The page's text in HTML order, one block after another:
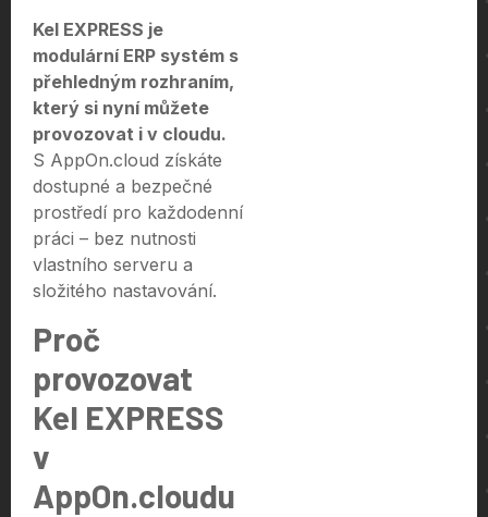
Kel EXPRESS je
modulární ERP systém s
přehledným rozhraním,
který si nyní můžete
provozovat i v cloudu.
S AppOn.cloud získáte
dostupné a bezpečné
prostředí pro každodenní
práci – bez nutnosti
vlastního serveru a
složitého nastavování.
Proč
provozovat
Kel EXPRESS
v
AppOn.cloudu